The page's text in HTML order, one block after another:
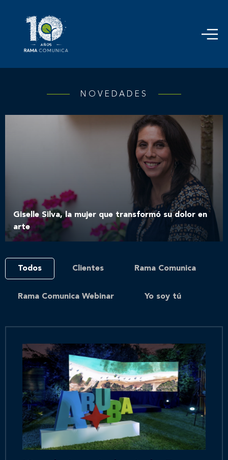
NOVEDADES
Giselle Silva, la mujer que transformó su dolor en
arte
Todos Clientes Rama Comunica
Rama Comunica Webinar Yo soy tú